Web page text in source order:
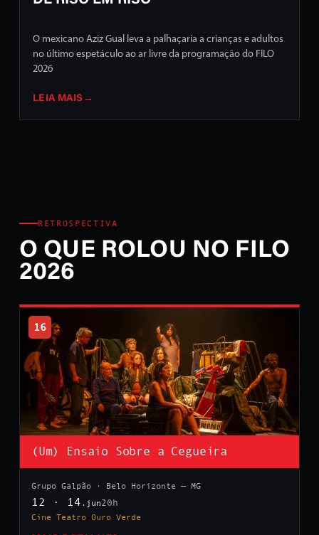
O mexicano Aziz Gual leva a palhaçaria a crianças e adultos
no último espetáculo ao ar livre da programação do FILO
2026
LEIA MAIS →
RETROSPECTIVA
O QUE ROLOU NO FILO
2026
16
(Um) Ensaio Sobre a Cegueira
Grupo Galpão · Belo Horizonte — MG
12 · 14 .jun20h
Cine Teatro Ouro Verde